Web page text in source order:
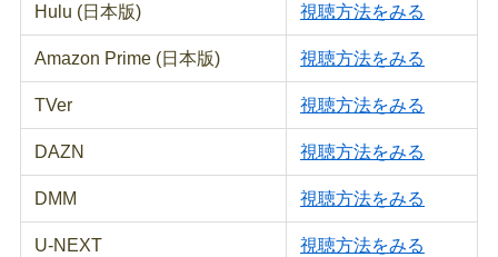
Hulu (日本版) 視聴方法をみる
Amazon Prime (日本版) 視聴方法をみる
TVer 視聴方法をみる
DAZN 視聴方法をみる
DMM 視聴方法をみる
U-NEXT 視聴方法をみる